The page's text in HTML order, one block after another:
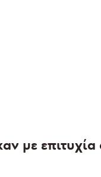
με επιτυχία